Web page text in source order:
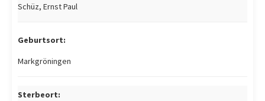
Schüz, Ernst Paul
Geburtsort:
Markgröningen
Sterbeort: